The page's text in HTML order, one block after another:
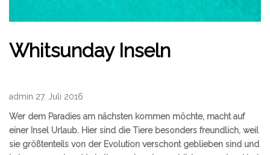
Whitsunday Inseln
admin 27. Juli 2016
Wer dem Paradies am nächsten kommen möchte, macht auf
einer Insel Urlaub. Hier sind die Tiere besonders freundlich, weil
sie größtenteils von der Evolution verschont geblieben sind und